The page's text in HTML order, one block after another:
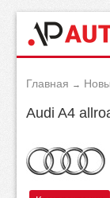
Главная →
Audi A4